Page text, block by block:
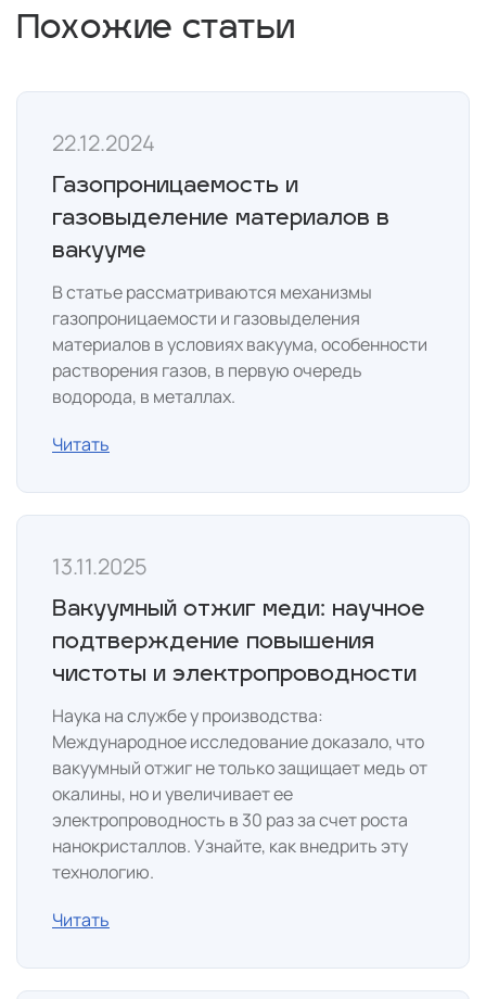
Похожие статьи
22.12.2024
Газопроницаемость и
газовыделение материалов в
вакууме
В статье рассматриваются механизмы
газопроницаемости и газовыделения
материалов в условиях вакуума, особенности
растворения газов, в первую очередь
водорода, в металлах.
Читать
13.11.2025
Вакуумный отжиг меди: научное
подтверждение повышения
чистоты и электропроводности
Наука на службе у производства:
Международное исследование доказало, что
вакуумный отжиг не только защищает медь от
окалины, но и увеличивает ее
электропроводность в 30 раз за счет роста
нанокристаллов. Узнайте, как внедрить эту
технологию.
Читать